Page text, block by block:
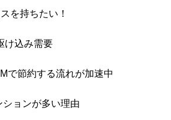
を持ちたい！
け込み需要
で節約する流れが加速中
ョンが多い理由